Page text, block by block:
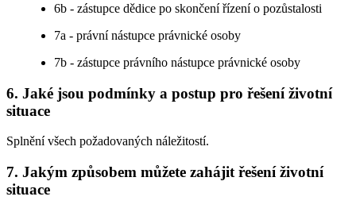
6b - zástupce dědice po skončení řízení o pozůstalosti
7a - právní nástupce právnické osoby
7b - zástupce právního nástupce právnické osoby
6. Jaké jsou podmínky a postup pro řešení životní
situace
Splnění všech požadovaných náležitostí.
7. Jakým způsobem můžete zahájit řešení životní
situace